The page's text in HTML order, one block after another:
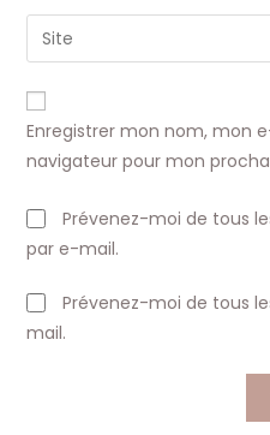
to
comment
email
address
comment
Saisir
l’URL
de
votre
(facultatif)
Enregistrer mon nom, mon
navigateur pour mon
Prévenez-moi de tous
par e-mail.
Prévenez-moi de tous
mail.